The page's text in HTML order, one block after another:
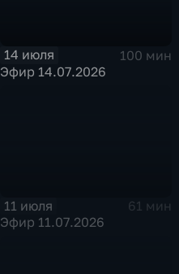
14 июля
100 мин
Эфир 14.07.2026
11 июля
61 мин
Эфир 11.07.2026